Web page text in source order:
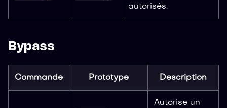
autorisés.
Bypass
Commande Prototype Description
Autorise un